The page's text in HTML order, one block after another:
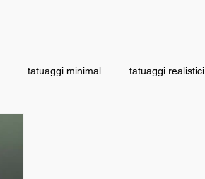
tatuaggi minimal tatuaggi realistici